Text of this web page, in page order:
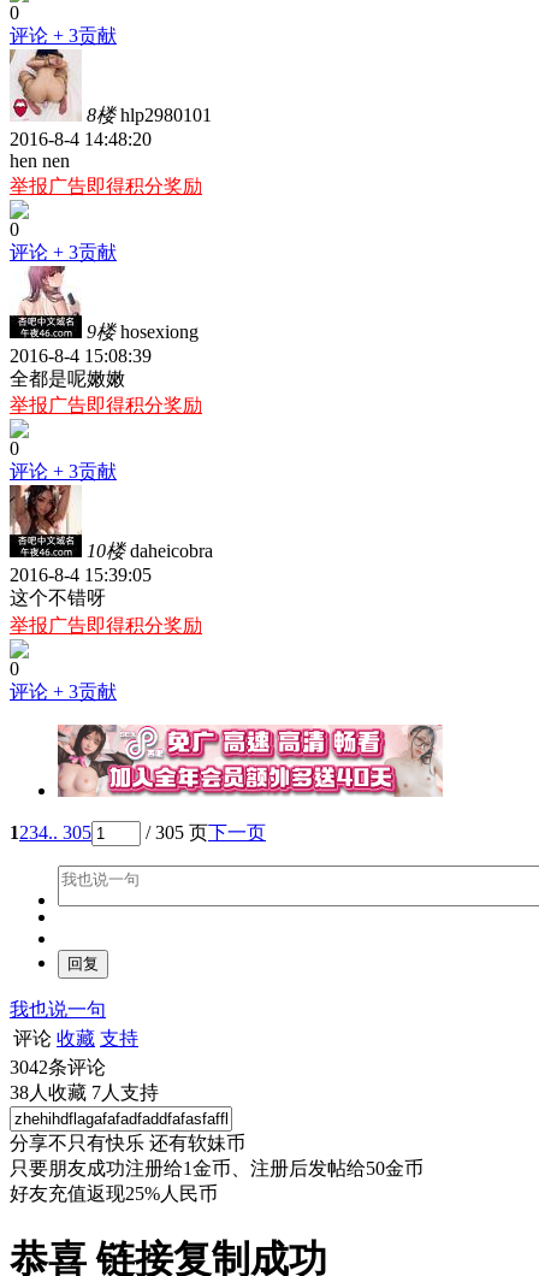
0
评论 + 3贡献
8楼 hlp2980101
2016-8-4 14:48:20
hen nen
举报广告即得积分奖励
0
评论 + 3贡献
9楼 hosexiong
2016-8-4 15:08:39
全都是呢嫩嫩
举报广告即得积分奖励
0
评论 + 3贡献
10楼 daheicobra
2016-8-4 15:39:05
这个不错呀
举报广告即得积分奖励
0
评论 + 3贡献
1234.. 305 / 305 页下一页
我也说一句
评论 收藏 支持
3042条评论
38人收藏 7人支持
分享不只有快乐 还有软妹币
只要朋友成功注册给1金币、注册后发帖给50金币
好友充值返现25%人民币
恭喜 链接复制成功